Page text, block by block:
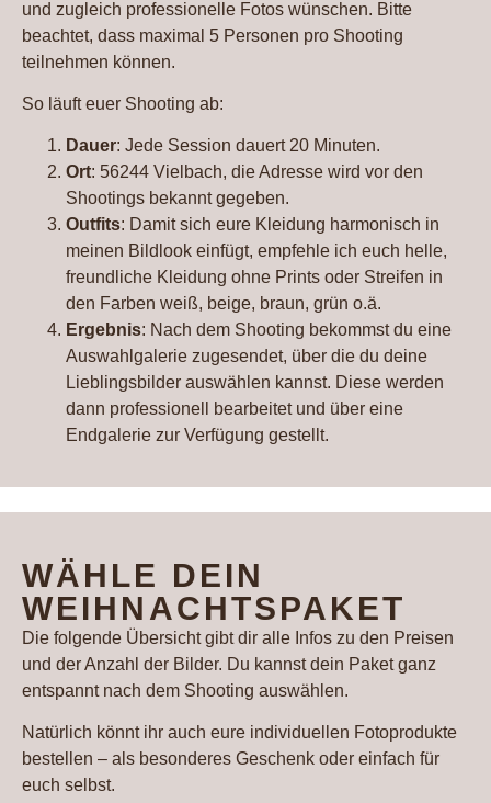
und zugleich professionelle Fotos wünschen. Bitte
beachtet, dass maximal 5 Personen pro Shooting
teilnehmen können.
So läuft euer Shooting ab:
Dauer: Jede Session dauert 20 Minuten.
Ort: 56244 Vielbach, die Adresse wird vor den
Shootings bekannt gegeben.
Outfits: Damit sich eure Kleidung harmonisch in
meinen Bildlook einfügt, empfehle ich euch helle,
freundliche Kleidung ohne Prints oder Streifen in
den Farben weiß, beige, braun, grün o.ä.
Ergebnis: Nach dem Shooting bekommst du eine
Auswahlgalerie zugesendet, über die du deine
Lieblingsbilder auswählen kannst. Diese werden
dann professionell bearbeitet und über eine
Endgalerie zur Verfügung gestellt.
WÄHLE DEIN
WEIHNACHTSPAKET
Die folgende Übersicht gibt dir alle Infos zu den Preisen
und der Anzahl der Bilder. Du kannst dein Paket ganz
entspannt nach dem Shooting auswählen.
Natürlich könnt ihr auch eure individuellen Fotoprodukte
bestellen – als besonderes Geschenk oder einfach für
euch selbst.